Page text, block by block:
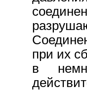
при их
в